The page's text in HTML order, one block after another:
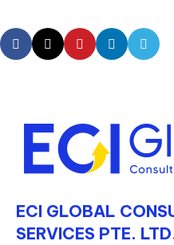
ECI GLOBAL
SERVICES PTE.